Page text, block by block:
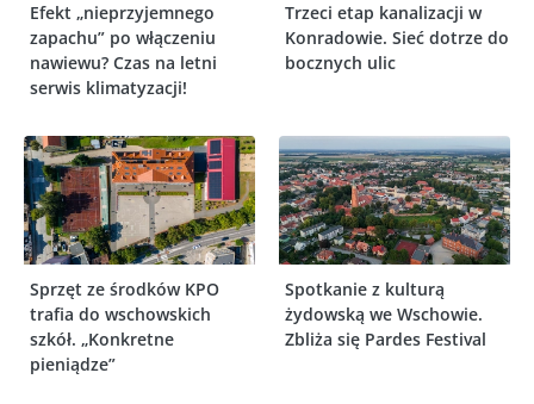
Efekt „nieprzyjemnego
zapachu” po włączeniu
nawiewu? Czas na letni
serwis klimatyzacji!
Trzeci etap kanalizacji w
Konradowie. Sieć dotrze do
bocznych ulic
Sprzęt ze środków KPO
trafia do wschowskich
szkół. „Konkretne
pieniądze”
Spotkanie z kulturą
żydowską we Wschowie.
Zbliża się Pardes Festival